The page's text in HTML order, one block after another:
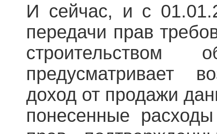
И сейчас, и с
передачи прав
строительством
предусматривает
доход от продажи
понесенные